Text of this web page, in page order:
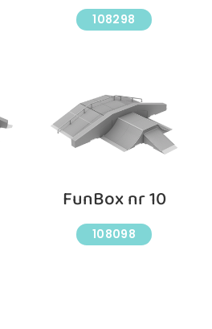
108298
FunBox nr 10
108098